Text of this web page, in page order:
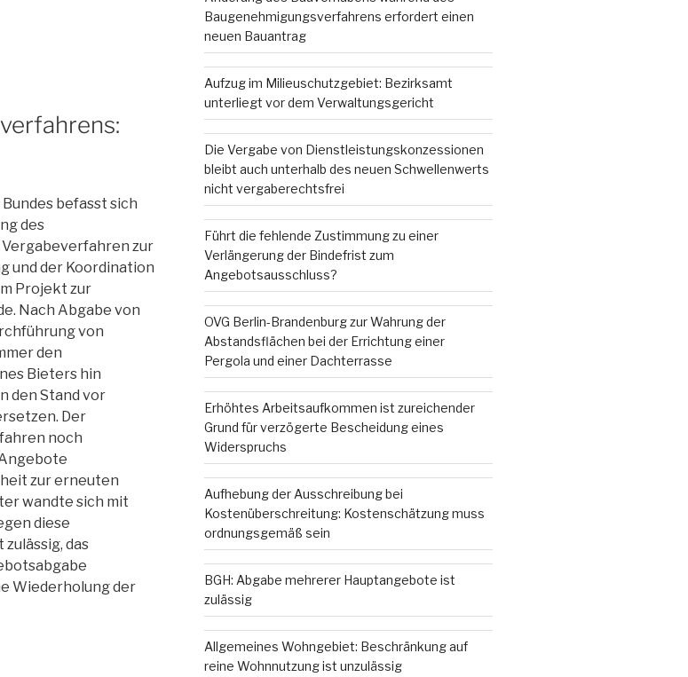
befasst sich
des
zur
und der Koordination
Projekt zur
Nach Abgabe von
von
den
Bieters hin
den Stand vor
Der
noch
zur erneuten
wandte sich mit
diese
das
Wiederholung der
Baugenehmigungsverfahrens erfordert einen
neuen Bauantrag
Aufzug im Milieuschutzgebiet: Bezirksamt
unterliegt vor dem Verwaltungsgericht
Die Vergabe von Dienstleistungskonzessionen
bleibt auch unterhalb des neuen Schwellenwerts
nicht vergaberechtsfrei
Führt die fehlende Zustimmung zu einer
Verlängerung der Bindefrist zum
Angebotsausschluss?
OVG Berlin-Brandenburg zur Wahrung der
Abstandsflächen bei der Errichtung einer
Pergola und einer Dachterrasse
Erhöhtes Arbeitsaufkommen ist zureichender
Grund für verzögerte Bescheidung eines
Widerspruchs
Aufhebung der Ausschreibung bei
Kostenüberschreitung: Kostenschätzung muss
ordnungsgemäß sein
BGH: Abgabe mehrerer Hauptangebote ist
zulässig
Allgemeines Wohngebiet: Beschränkung auf
reine Wohnnutzung ist unzulässig